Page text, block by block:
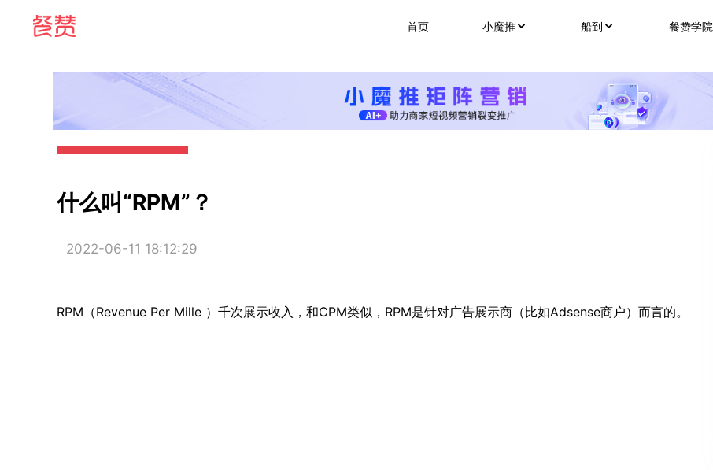
首页 小魔推 船到 餐赞学院
什么叫“RPM”？
2022-06-11 18:12:29
RPM（Revenue Per Mille ）千次展示收入，和CPM类似，RPM是针对广告展示商（比如Adsense商户）而言的。